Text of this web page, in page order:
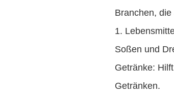
Branchen,
1.
Soßen und
Getränke:
Getränken.